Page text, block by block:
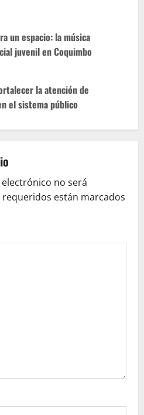
un espacio: la música
juvenil en Coquimbo
la atención de
el sistema público
no será
requeridos están marcados